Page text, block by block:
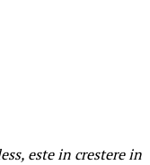
este in crestere in